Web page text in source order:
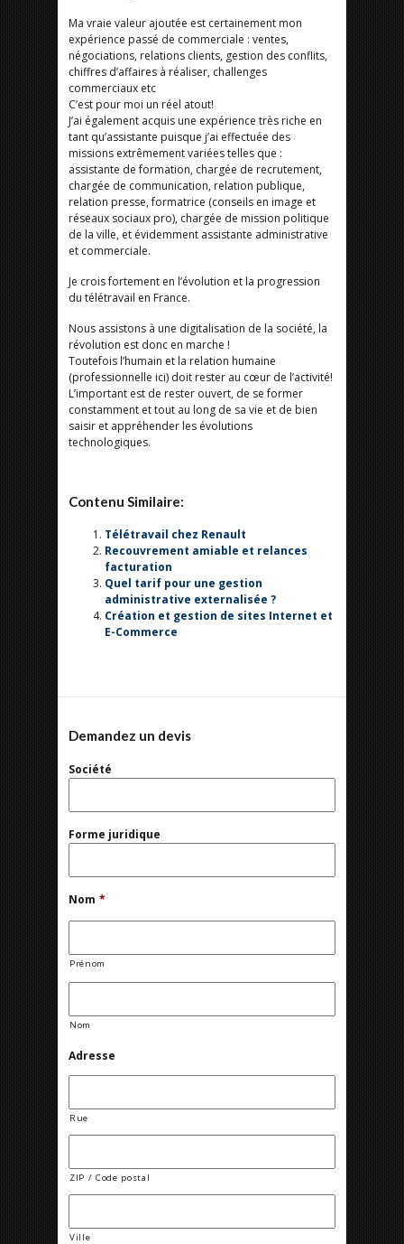
Ma vraie valeur ajoutée est certainement mon
expérience passé de commerciale : ventes,
négociations, relations clients, gestion des conflits,
chiffres d’affaires à réaliser, challenges
commerciaux etc
C’est pour moi un réel atout!
J’ai également acquis une expérience très riche en
tant qu’assistante puisque j’ai effectuée des
missions extrêmement variées telles que :
assistante de formation, chargée de recrutement,
chargée de communication, relation publique,
relation presse, formatrice (conseils en image et
réseaux sociaux pro), chargée de mission politique
de la ville, et évidemment assistante administrative
et commerciale.
Je crois fortement en l’évolution et la progression
du télétravail en France.
Nous assistons à une digitalisation de la société, la
révolution est donc en marche !
Toutefois l’humain et la relation humaine
(professionnelle ici) doit rester au cœur de l’activité!
L’important est de rester ouvert, de se former
constamment et tout au long de sa vie et de bien
saisir et appréhender les évolutions
technologiques.
Contenu Similaire:
Télétravail chez Renault
Recouvrement amiable et relances
facturation
Quel tarif pour une gestion
administrative externalisée ?
Création et gestion de sites Internet et
E-Commerce
Demandez un devis
Société
Forme juridique
Nom *
Prénom
Nom
Adresse
Rue
ZIP / Code postal
Ville